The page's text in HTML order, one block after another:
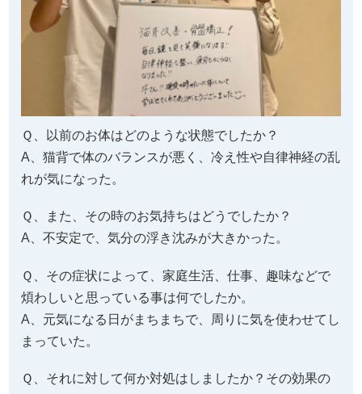
Ｑ、以前のお体はどのような状態でしたか？
A、猫背で体のバランスが悪く、冷え性や自律神経の乱
れが気になった。
Ｑ、また、その時のお気持ちはどうでしたか？
A、不安定で、気分の浮き沈みが大きかった。
Ｑ、その症状によって、家庭生活、仕事、趣味などで
煩わしいと思っている事は何でしたか。
A、元気になる日がまちまちで、周りに気を使わせてし
まっていた。
Ｑ、それに対して何か対処はしましたか？その効果の